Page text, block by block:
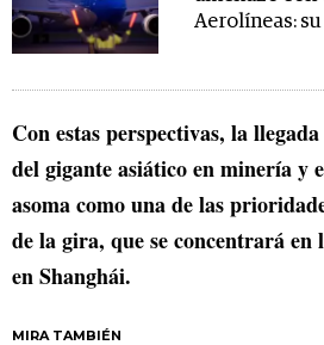
Aerolíneas:
Con estas perspectivas, la
del gigante asiático en minería y
asoma como una de las
de la gira, que se concentrará en
en Shanghái.
MIRA TAMBIÉN